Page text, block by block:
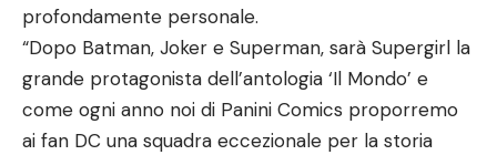
profondamente personale.
“Dopo Batman, Joker e Superman, sarà Supergirl la
grande protagonista dell’antologia ‘Il Mondo’ e
come ogni anno noi di Panini Comics proporremo
ai fan DC una squadra eccezionale per la storia